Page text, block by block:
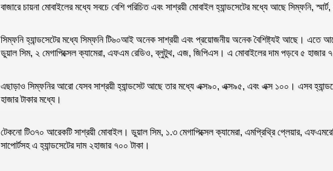
বাজারে চায়না মোবাইলের মধ্যে সবচে বেশি পরিচিত এবং সাশ্রয়ী মোবাইল হ্যান্ডসেটের মধ্যে আছে সিম্ফনি,
সিম্ফনি হ্যান্ডসেটের মধ্যে সিম্ফনি টি৬০আই অনেক সাশ্রয়ী এবং প্রয়োজনীয় অনেক বৈশিষ্ট্যই আছে।
ডুয়াল সিম, ২ মেগাপিক্সেল ক্যামেরা, এফএম রেডিও, ব্লুটুথ, এজ, জিপিএস। এ মোবাইলের দাম পড়বে ৫ হাজার
এছাড়াও সিম্ফনির আরো যেসব সাশ্রয়ী হ্যান্ডসেট আছে তার মধ্যে এক্স৯০, এক্স৯৫, এবং এক্স ১০০। এসব
হাজার টাকার মধ্যে।
টেকনো টি৩৭০ আরেকটি সাশ্রয়ী মোবাইল। ডুয়াল সিম, ১.৩ মেগাপিক্সেল ক্যামেরা, এমপ্রিথ্রি প্লেয়ার,
সাপোর্টসহ এ হ্যান্ডসেটের দাম ২হাজার ৭০০ টাকা।